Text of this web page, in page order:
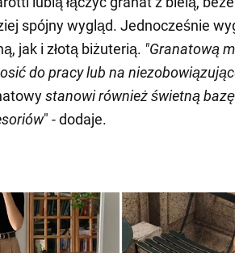
spójny wygląd. Jednocześnie
jak i złotą biżuterią. "Granatową
do pracy lub na
stanowi również świetną
" - dodaje.